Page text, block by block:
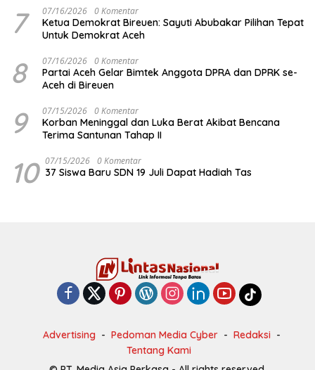
7 07/16/2026 0 Komentar
Ketua Demokrat Bireuen: Sayuti Abubakar Pilihan Tepat
Untuk Demokrat Aceh
8 07/16/2026 0 Komentar
Partai Aceh Gelar Bimtek Anggota DPRA dan DPRK se-
Aceh di Bireuen
9 07/15/2026 0 Komentar
Korban Meninggal dan Luka Berat Akibat Bencana
Terima Santunan Tahap II
10 07/15/2026 0 Komentar
37 Siswa Baru SDN 19 Juli Dapat Hadiah Tas
Advertising Pedoman Media Cyber
Redaksi
Tentang Kami